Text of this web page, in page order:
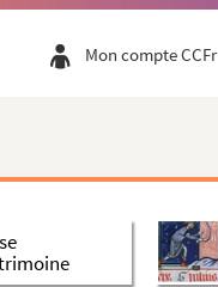
Mon compte CCFr